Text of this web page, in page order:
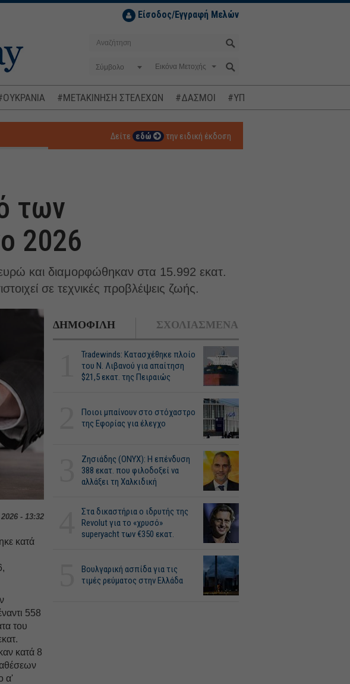
Είσοδος/Εγγραφή Μελών
Σύμβολο
#ΜΕΤΑΚΙΝΗΣΗ ΣΤΕΛΕΧΩΝ #ΔΑΣΜΟΙ #ΥΠΟΚΛΟΠΕΣ
Δείτε εδώ την ειδική έκδοση
των
2026
και διαμορφώθηκαν στα 15.992 εκατ.
σε τεχνικές προβλέψεις ζωής.
- 13:32
κατά
558
του
κατά 8
α'
ΔΗΜΟΦΙΛΗ ΣΧΟΛΙΑΣΜΕΝΑ
Tradewinds: Κατασχέθηκε πλοίο
του Ν. Λιβανού για απαίτηση
$21,5 εκατ. της Πειραιώς
Ποιοι μπαίνουν στο στόχαστρο
της Εφορίας για έλεγχο
Ζησιάδης (ONYX): Η επένδυση
388 εκατ. που φιλοδοξεί να
αλλάξει τη Χαλκιδική
Στα δικαστήρια ο ιδρυτής της
Revolut για το «χρυσό»
superyacht των €350 εκατ.
Βουλγαρική ασπίδα για τις
τιμές ρεύματος στην Ελλάδα